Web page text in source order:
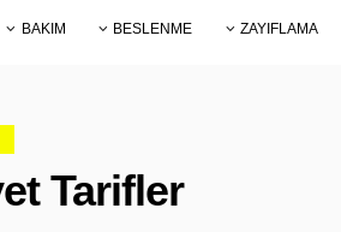
BAKIM BESLENME ZAYIFLAMA
Tarifler